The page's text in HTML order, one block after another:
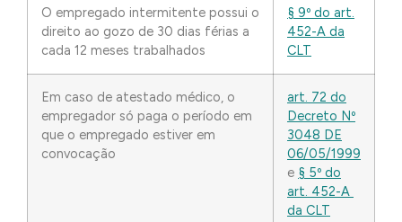
O empregado intermitente possui o
direito ao gozo de 30 dias férias a
cada 12 meses trabalhados
§ 9º do art.
452-A da
CLT
Em caso de atestado médico, o
empregador só paga o período em
que o empregado estiver em
convocação
art. 72 do
Decreto Nº
3048 DE
06/05/1999
e § 5º do
art. 452-A
da CLT